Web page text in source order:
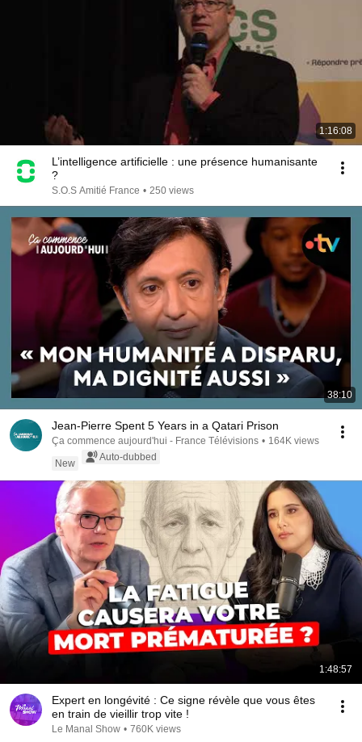
1:16:08
L’intelligence artificielle : une présence humanisante
?
S.O.S Amitié France • 250 views
38:10
Jean-Pierre Spent 5 Years in a Qatari Prison
Ça commence aujourd'hui - France Télévisions • 164K views
New
Auto-dubbed
1:48:57
Expert en longévité : Ce signe révèle que vous êtes
en train de vieillir trop vite !
Le Manal Show • 760K views